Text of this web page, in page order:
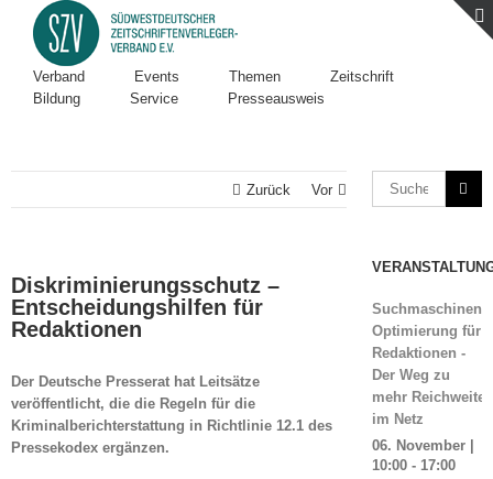
Verband Events Themen
Zeitschrift
Bildung
Service Presseausweis
Zurück Vor
Diskriminierungsschutz –
Entscheidungshilfen für
Redaktionen
Der Deutsche Presserat hat Leitsätze
veröffentlicht, die die Regeln für die
Kriminalberichterstattung in Richtlinie 12.1 des
Pressekodex ergänzen.
Suchmaschinen-
Optimierung für
Redaktionen -
Der Weg zu
mehr Reichweite
im Netz
06. November |
10:00- 17:00